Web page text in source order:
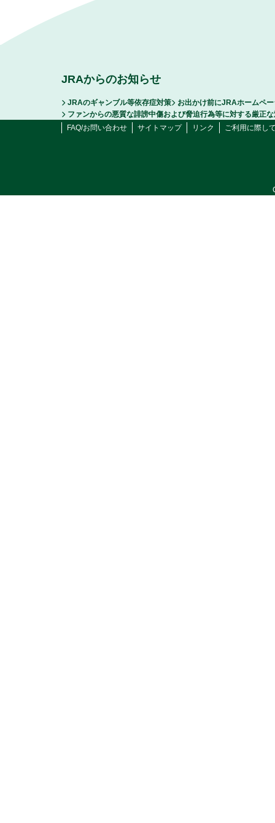
JRAからのお知らせ
JRAのギャンブル等依存症対策
お出かけ前にJRAホームペ
ファンからの悪質な誹謗中傷および脅迫行為等に対する厳正
FAQ/お問い合わせ
サイトマップ リンク ご利用に際し